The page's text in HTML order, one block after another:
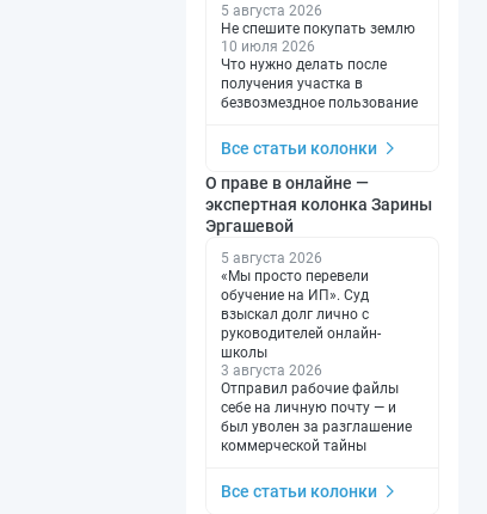
5 августа 2026
Не спешите покупать землю
10 июля 2026
Что нужно делать после
получения участка в
безвозмездное пользование
Все статьи колонки
О праве в онлайне —
экспертная колонка Зарины
Эргашевой
5 августа 2026
«Мы просто перевели
обучение на ИП». Суд
взыскал долг лично с
руководителей онлайн-
школы
3 августа 2026
Отправил рабочие файлы
себе на личную почту — и
был уволен за разглашение
коммерческой тайны
Все статьи колонки